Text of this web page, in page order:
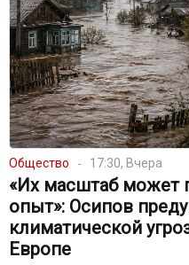
Общество 17:30, Вчера
«Их масштаб может
опыт»: Осипов
климатической
Европе